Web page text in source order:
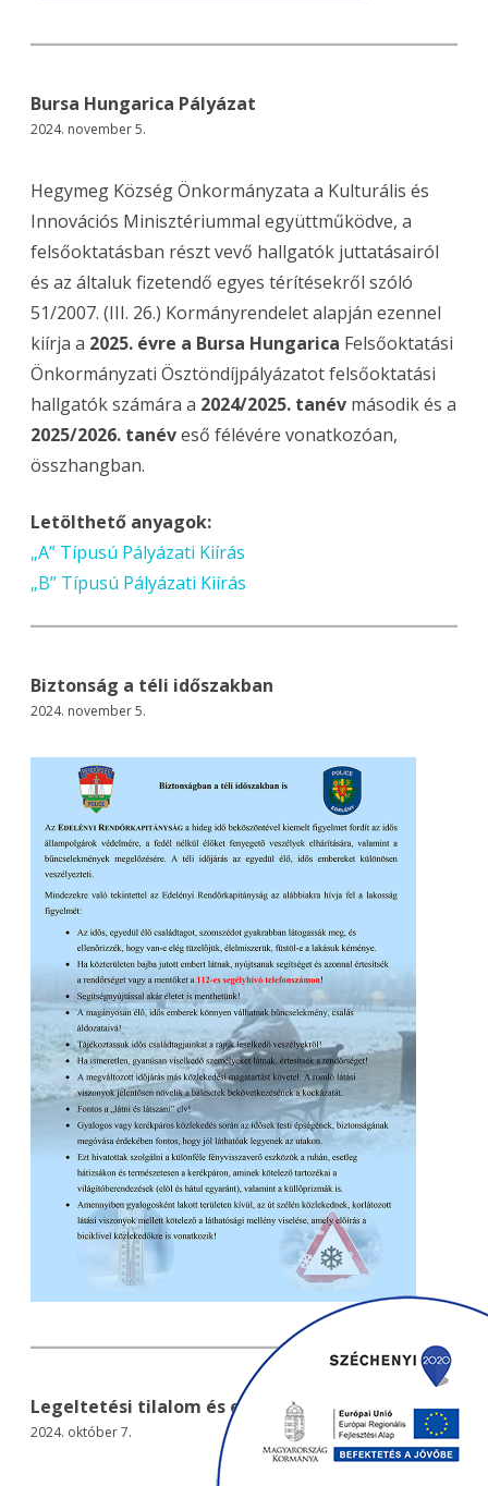
Bursa Hungarica Pályázat
2024. november 5.
Hegymeg Község Önkormányzata a Kulturális és
Innovációs Minisztériummal együttműködve, a
felsőoktatásban részt vevő hallgatók juttatásairól
és az általuk fizetendő egyes térítésekről szóló
51/2007. (III. 26.) Kormányrendelet alapján ezennel
kiírja a 2025. évre a Bursa Hungarica Felsőoktatási
Önkormányzati Ösztöndíjpályázatot felsőoktatási
hallgatók számára a 2024/2025. tanév második és a
2025/2026. tanéveső félévére vonatkozóan,
összhangban.
Letölthető anyagok:
„A” Típusú Pályázati Kiírás
„B” Típusú Pályázati Kiírás
Biztonság a téli időszakban
2024. november 5.
Legeltetési tilalom és ebzárlat
2024. október 7.